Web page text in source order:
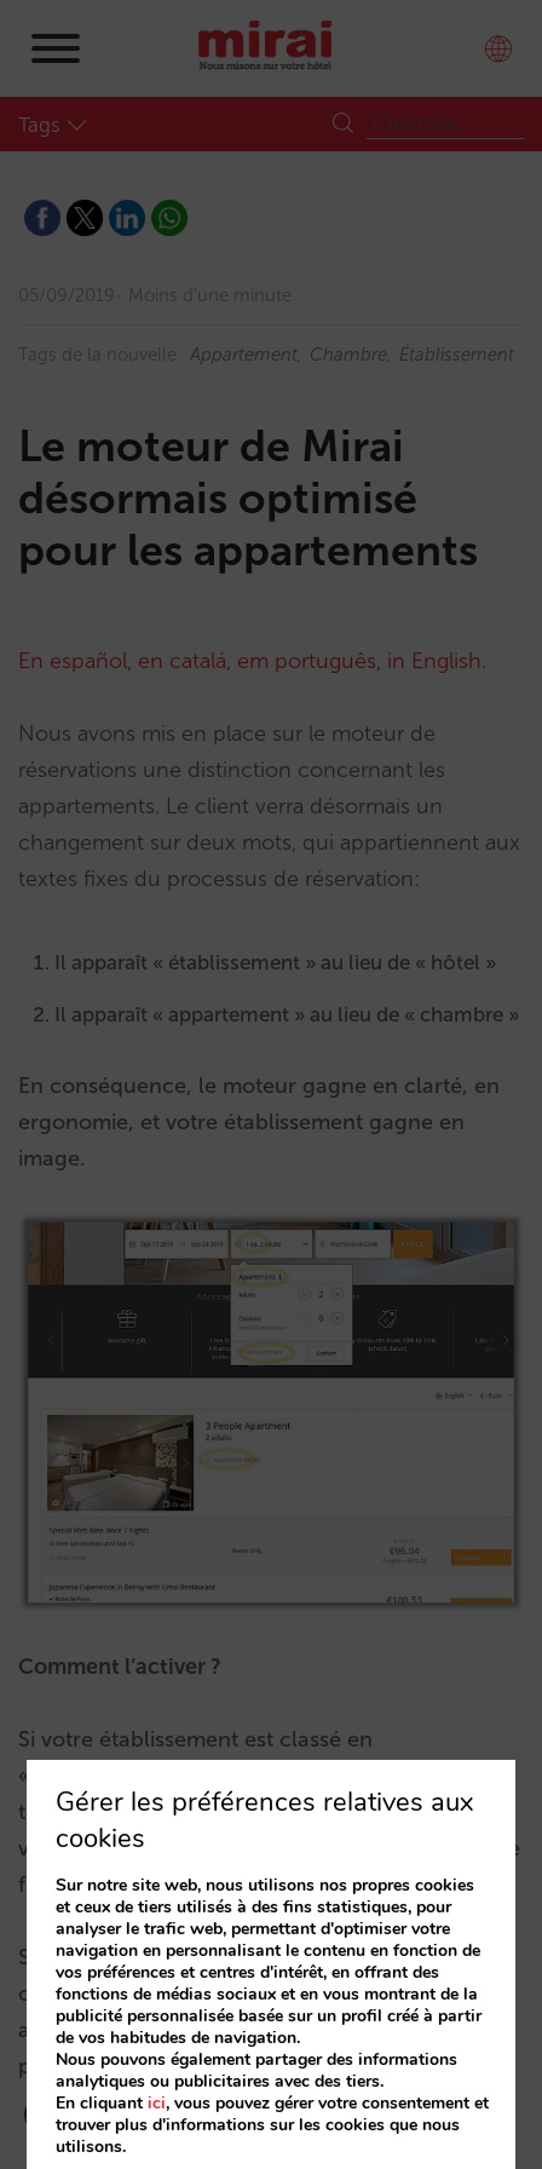
Tags
05/09/2019 Moins d'une minute
Tags de la nouvelle: Appartement Chambre Établissement
Le moteur de Mirai
désormais optimisé
pour les appartements
En español, en catalá, em português, in English.
Nous avons mis en place sur le moteur de
réservations une distinction concernant les
appartements. Le client verra désormais un
changement sur deux mots, qui appartiennent aux
textes fixes du processus de réservation:
Il apparaît « établissement » au lieu de « hôtel »
Il apparaît « appartement » au lieu de « chambre »
En conséquence, le moteur gagne en clarté, en
ergonomie, et votre établissement gagne en
image.
Comment l’activer ?
Si votre établissement est classé en
« Appartements » ou « Appartements
touristiques », vous n’aurez rien à faire et vous
verrez le changement bientôt s’il n’est pas encore
fait.
Si vous êtes classé en « Appart’hotel », et que le
changement vous intéresse, contactez votre
account manager, si vous n’en avez toujours pas
parlé.
Gérer les préférences relatives aux
cookies
Sur notre site web, nous utilisons nos propres cookies
et ceux de tiers utilisés à des fins statistiques, pour
analyser le trafic web, permettant d'optimiser votre
navigation en personnalisant le contenu en fonction de
vos préférences et centres d'intérêt, en offrant des
fonctions de médias sociaux et en vous montrant de la
publicité personnalisée basée sur un profil créé à partir
de vos habitudes de navigation.
Nous pouvons également partager des informations
analytiques ou publicitaires avec des tiers.
En cliquantici, vous pouvez gérer votre consentement et
trouver plus d'informations sur les cookies que nous
utilisons.